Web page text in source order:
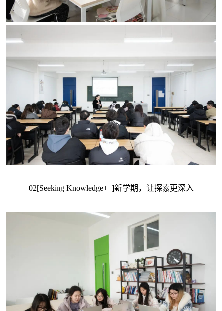
02[Seeking Knowledge++]新学期，让探索更深入